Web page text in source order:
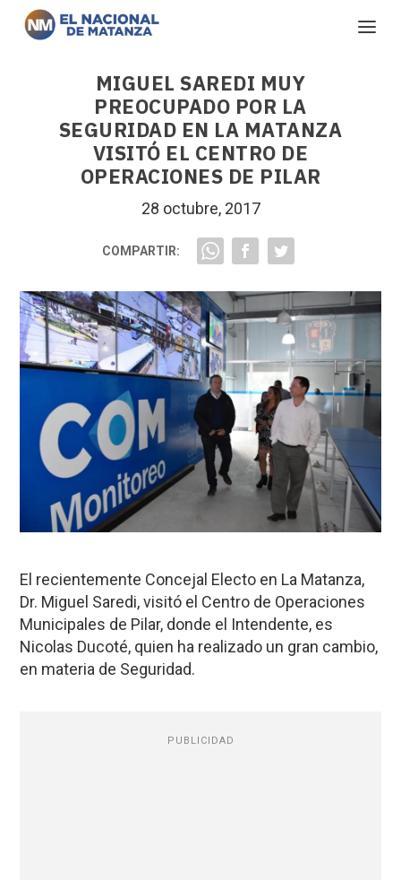
MIGUEL SAREDI MUY
PREOCUPADO POR LA
SEGURIDAD EN LA MATANZA
VISITÓ EL CENTRO DE
OPERACIONES DE PILAR
28 octubre, 2017
COMPARTIR:
El recientemente Concejal Electo en La Matanza,
Dr. Miguel Saredi, visitó el Centro de Operaciones
Municipales de Pilar, donde el Intendente, es
Nicolas Ducoté, quien ha realizado un gran cambio,
en materia de Seguridad.
PUBLICIDAD